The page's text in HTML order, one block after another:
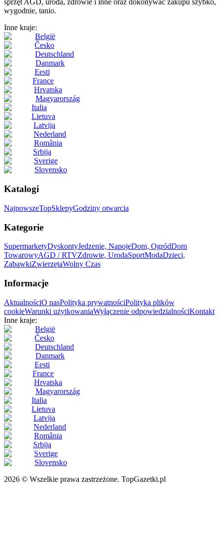
sprzęt AGD, uroda, zdrowie i inne oraz dokonywać zakupu szybko,
wygodnie, tanio.
Inne kraje:
België
Česko
Deutschland
Danmark
Eesti
France
Hrvatska
Magyarország
Italia
Lietuva
Latvija
Nederland
România
Srbija
Sverige
Slovensko
Katalogi
NajnowszeTopSklepyGodziny otwarcia
Kategorie
SupermarketyDyskontyJedzenie, NapojeDom, OgródDom
TowarowyAGD / RTVZdrowie, UrodaSportModaDzieci,
ZabawkiZwierzętaWolny Czas
Informacje
AktualnościO nasPolityka prywatnościPolityka plików
cookieWarunki użytkowaniaWyłączenie odpowiedzialnościKontakt
Inne kraje:
België
Česko
Deutschland
Danmark
Eesti
France
Hrvatska
Magyarország
Italia
Lietuva
Latvija
Nederland
România
Srbija
Sverige
Slovensko
2026 © Wszelkie prawa zastrzeżone. TopGazetki.pl